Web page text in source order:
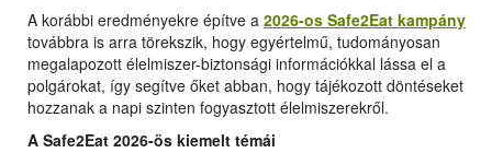
A korábbi eredményekre építve a 2026-os Safe2Eat kampány
továbbra is arra törekszik, hogy egyértelmű, tudományosan
megalapozott élelmiszer-biztonsági információkkal lássa el a
polgárokat, így segítve őket abban, hogy tájékozott döntéseket
hozzanak a napi szinten fogyasztott élelmiszerekről.
A Safe2Eat 2026-ös kiemelt témái